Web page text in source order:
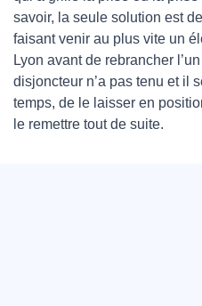
savoir, la seule solution est
faisant venir au plus vite un
Lyon avant de rebrancher
disjoncteur n’a pas tenu et il
temps, de le laisser en
le remettre tout de suite.